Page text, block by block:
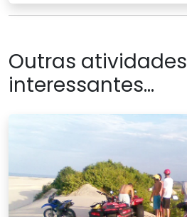
Outras atividades
interessantes...